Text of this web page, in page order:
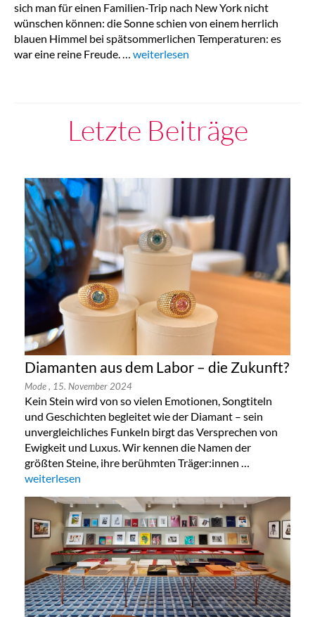
sich man für einen Familien-Trip nach New York nicht
wünschen können: die Sonne schien von einem herrlich
blauen Himmel bei spätsommerlichen Temperaturen: es
war eine reine Freude. … „Home“
weiterlesen
Letzte Beiträge
Diamanten aus dem Labor – die Zukunft?
Mode, 15. November 2024
Kein Stein wird von so vielen Emotionen, Songtiteln
und Geschichten begleitet wie der Diamant – sein
unvergleichliches Funkeln birgt das Versprechen von
Ewigkeit und Luxus. Wir kennen die Namen der
größten Steine, ihre berühmten Träger:innen …
„Diamanten aus dem Labor – die Zukunft?“
weiterlesen